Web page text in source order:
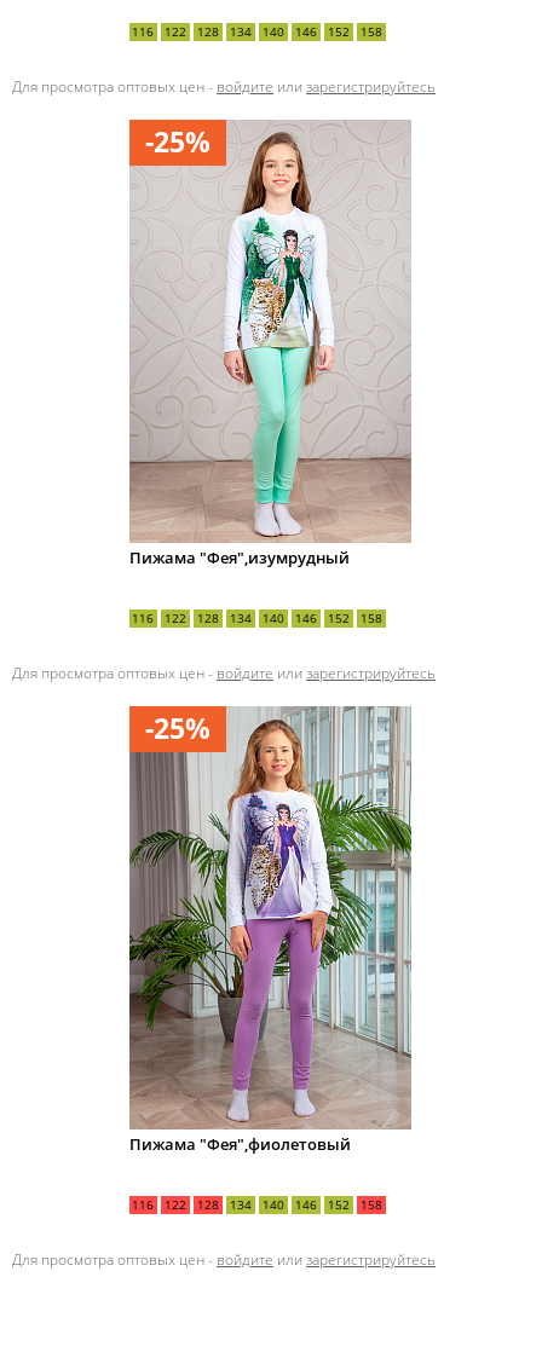
116 122 128 134 140 146 152 158
Для просмотра оптовых цен - войдите или зарегистрируйтесь
-25%
Пижама "Фея",изумрудный
116 122 128 134 140 146 152 158
Для просмотра оптовых цен - войдите или зарегистрируйтесь
-25%
Пижама "Фея",фиолетовый
116 122 128 134 140 146 152 158
Для просмотра оптовых цен - войдите или зарегистрируйтесь